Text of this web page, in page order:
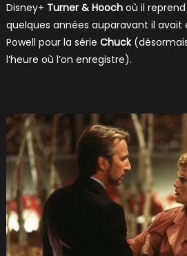
Disney+ Turner & Hoochoù il
quelques années auparavant il avait
Powell pour la série Chuck
l’heure où l’on enregistre).